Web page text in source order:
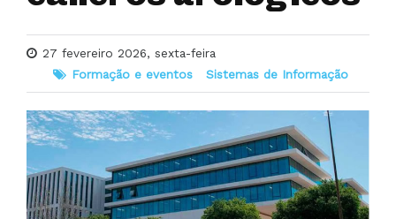
27 fevereiro 2026, sexta-feira
Formação e eventos
Sistemas de Informação